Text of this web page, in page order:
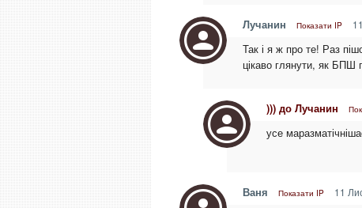
Лучанин Показати IP
Так і я ж про те! Раз
цікаво глянути, як БПШ
))) до Лучанин
усе
Ваня Показати IP 11